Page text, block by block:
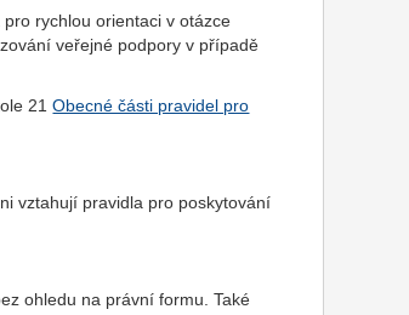
rychlou orientaci v otázce
veřejné podpory v případě
21Obecné části pravidel pro
vztahují pravidla pro poskytování
ohledu na právní formu. Také